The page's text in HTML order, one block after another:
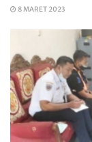
8 MARET 2023